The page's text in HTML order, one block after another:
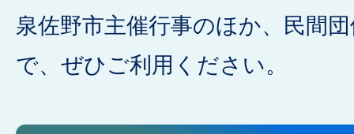
泉佐野市主催行事のほか、民間
で、ぜひご利用ください。